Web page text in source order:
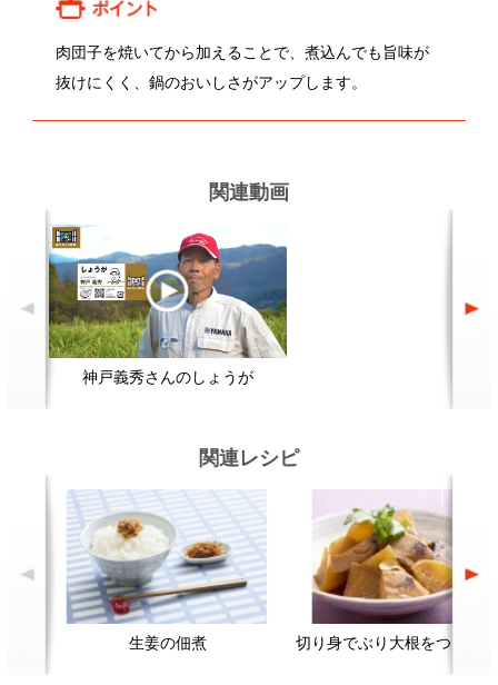
切り身でぶり大根をつくるには？
顔が見える食品。
野菜。
加工品。
レシピ 動画Gallery